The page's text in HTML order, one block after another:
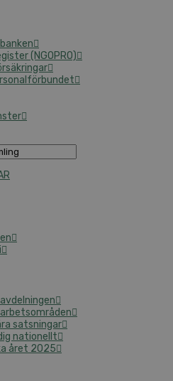
(NGOPRO)
sats­ning­ar
na­tio­nellt
året 2025